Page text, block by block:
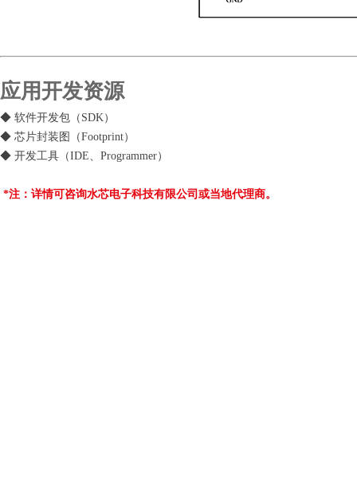
应用开发资源
◆ 软件开发包（SDK）
◆ 芯片封装图（Footprint）
◆ 开发工具（IDE、Programmer）
*注：详情可咨询水芯电子科技有限公司或当地代理商。